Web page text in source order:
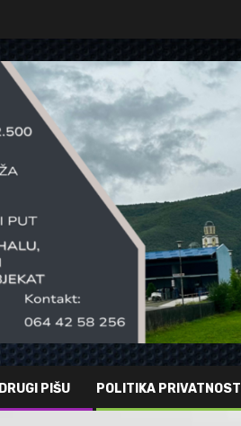
DRUGI PIŠU POLITIKA PRIVATNOSTI